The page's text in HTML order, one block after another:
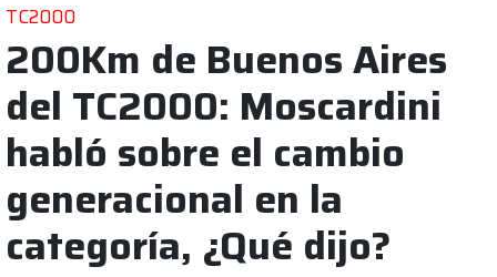
TC2000
200Km de Buenos Aires
del TC2000: Moscardini
habló sobre el cambio
generacional en la
categoría, ¿Qué dijo?